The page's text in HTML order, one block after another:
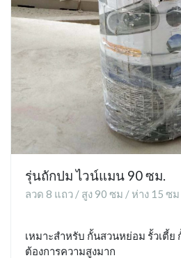
รุ่นถักปม ไวน์แมน 90 ซม.
ลวด 8 แถว / สูง 90 ซม / ห่าง 15 ซม
เหมาะสำหรับ กั้นสวนหย่อม รั้วเตี้ย
ต้องการความสูงมาก